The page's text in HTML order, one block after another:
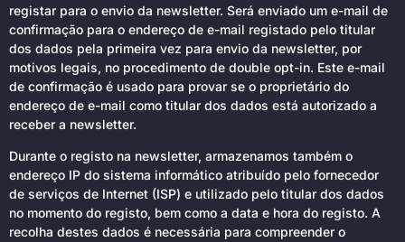
registar para o envio da newsletter. Será enviado um e-mail de
confirmação para o endereço de e-mail registado pelo titular
dos dados pela primeira vez para envio da newsletter, por
motivos legais, no procedimento de double opt-in. Este e-mail
de confirmação é usado para provar se o proprietário do
endereço de e-mail como titular dos dados está autorizado a
receber a newsletter.
Durante o registo na newsletter, armazenamos também o
endereço IP do sistema informático atribuído pelo fornecedor
de serviços de Internet (ISP) e utilizado pelo titular dos dados
no momento do registo, bem como a data e hora do registo. A
recolha destes dados é necessária para compreender o